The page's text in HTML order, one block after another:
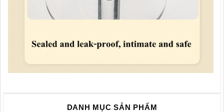
DANH MỤC SẢN PHẨM